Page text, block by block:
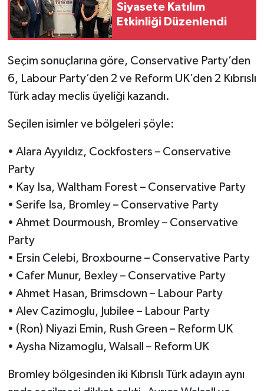
Siyasete Katılım
Etkinliği Düzenlendi
Seçim sonuçlarına göre, Conservative Party’den
6, Labour Party’den 2 ve Reform UK’den 2 Kıbrıslı
Türk aday meclis üyeliği kazandı.
Seçilen isimler ve bölgeleri şöyle:
• Alara Ayyıldız, Cockfosters – Conservative
Party
• Kay Isa, Waltham Forest – Conservative Party
• Serife Isa, Bromley – Conservative Party
• Ahmet Dourmoush, Bromley – Conservative
Party
• Ersin Celebi, Broxbourne – Conservative Party
• Cafer Munur, Bexley – Conservative Party
• Ahmet Hasan, Brimsdown – Labour Party
• Alev Cazimoglu, Jubilee – Labour Party
• (Ron) Niyazi Emin, Rush Green – Reform UK
• Aysha Nizamoglu, Walsall – Reform UK
Bromley bölgesinden iki Kıbrıslı Türk adayın aynı